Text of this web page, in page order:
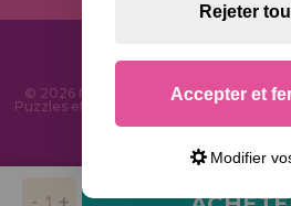
© 2026 MaisonDesPuzzles.fr -
Puzzles et des Casse-têtes sur Internet.
Rejeter
Accepter et
Modifier